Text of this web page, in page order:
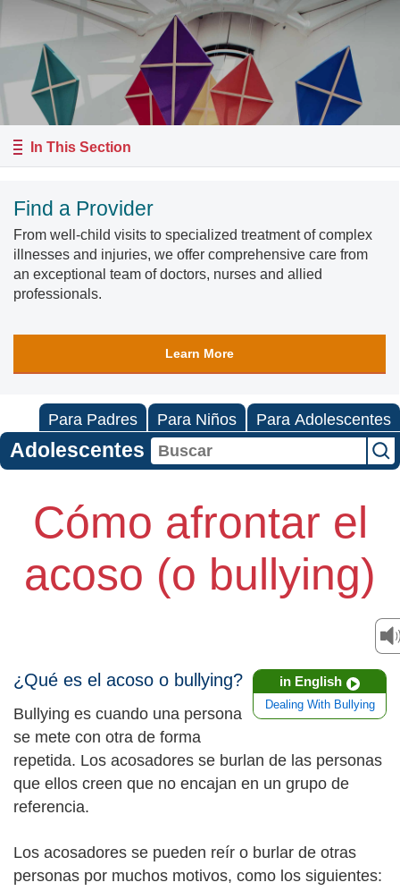
In This Section
Find a Provider
From well-child visits to specialized treatment of complex
illnesses and injuries, we offer comprehensive care from
an exceptional team of doctors, nurses and allied
professionals.
Learn More
Para Padres Para Niños Para Adolescentes
Adolescentes
Cómo afrontar el
acoso (o bullying)
in English
Dealing With Bullying
¿Qué es el acoso o bullying?
Bullying es cuando una persona
se mete con otra de forma
repetida. Los acosadores se burlan de las personas
que ellos creen que no encajan en un grupo de
referencia.
Los acosadores se pueden reír o burlar de otras
personas por muchos motivos, como los siguientes: